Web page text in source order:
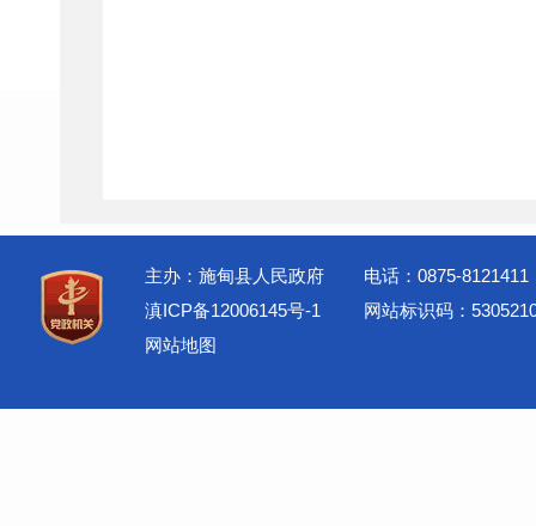
主办：施甸县人民政府
电话：0875-8121411
滇ICP备12006145号-1
网站标识码：
网站地图